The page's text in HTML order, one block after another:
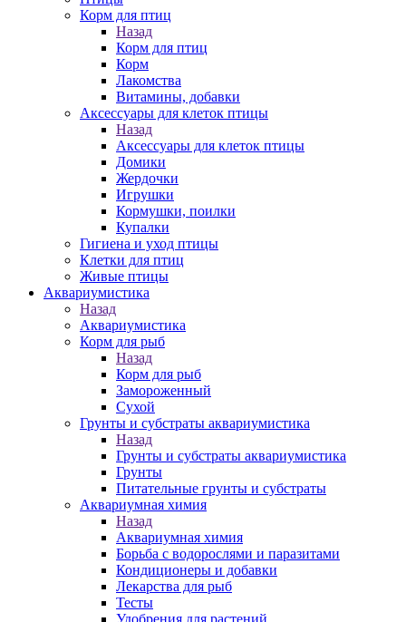
Корм для птиц
Назад
Корм для птиц
Корм
Лакомства
Витамины, добавки
Аксессуары для клеток птицы
Назад
Аксессуары для клеток птицы
Домики
Жердочки
Игрушки
Кормушки, поилки
Купалки
Гигиена и уход птицы
Клетки для птиц
Живые птицы
Аквариумистика
Назад
Аквариумистика
Корм для рыб
Назад
Корм для рыб
Замороженный
Сухой
Грунты и субстраты аквариумистика
Назад
Грунты и субстраты аквариумистика
Грунты
Питательные грунты и субстраты
Аквариумная химия
Назад
Аквариумная химия
Борьба с водорослями и паразитами
Кондиционеры и добавки
Лекарства для рыб
Тесты
Удобрения для растений